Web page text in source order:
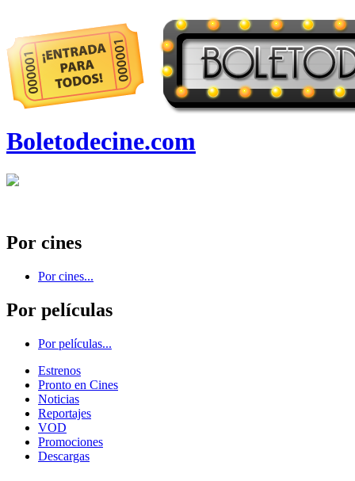
Boletodecine.com
Por cines
Por cines...
Por películas
Por películas...
Estrenos
Pronto en Cines
Noticias
Reportajes
VOD
Promociones
Descargas